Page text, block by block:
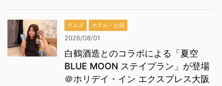
グルメ ホテル・お宿
2026/08/01
白鶴酒造とのコラボによる「夏空
BLUE MOON ステイプラン」が登場
＠ホリデイ・イン エクスプレス大阪